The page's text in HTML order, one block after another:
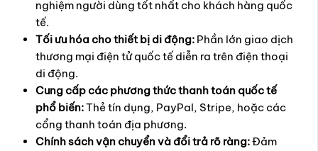
nghiệm người dùng tốt nhất cho khách hàng quốc
tế.
Tối ưu hóa cho thiết bị di động: Phần lớn giao dịch
thương mại điện tử quốc tế diễn ra trên điện thoại
di động.
Cung cấp các phương thức thanh toán quốc tế
phổ biến:Thẻ tín dụng, PayPal, Stripe, hoặc các
cổng thanh toán địa phương.
Chính sách vận chuyển và đổi trả rõ ràng:Đảm